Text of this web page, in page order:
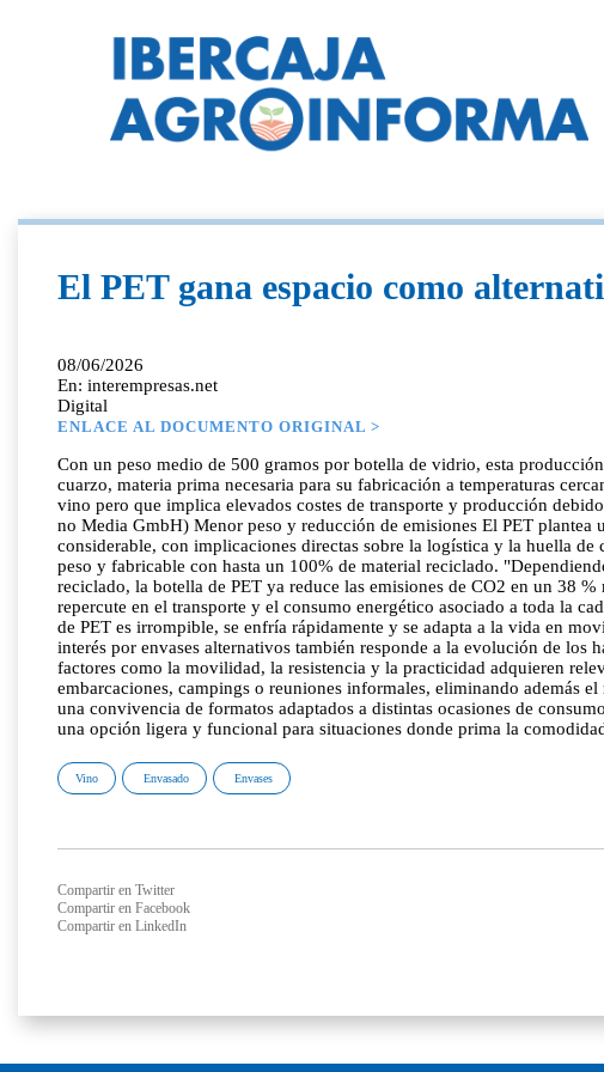
El PET gana espacio como
08/06/2026
En: interempresas.net
Digital
ENLACE AL DOCUMENTO ORIGINAL >
Con un peso medio de 500 gramos por botella de vidrio, esta
cuarzo, materia prima necesaria para su fabricación a temperaturas
vino pero que implica elevados costes de transporte y producción
no Media GmbH) Menor peso y reducción de emisiones El PET plantea
considerable, con implicaciones directas sobre la logística y la huella
peso y fabricable con hasta un 100% de material reciclado.
reciclado, la botella de PET ya reduce las emisiones de CO2 en un 38
repercute en el transporte y el consumo energético asociado a toda la
de PET es irrompible, se enfría rápidamente y se adapta a la vida en
interés por envases alternativos también responde a la evolución de
factores como la movilidad, la resistencia y la practicidad adquieren
embarcaciones, campings o reuniones informales, eliminando además
una convivencia de formatos adaptados a distintas ocasiones de
una opción ligera y funcional para situaciones donde prima la
Vino Envasado Envases
Compartir en Twitter
Compartir en Facebook
Compartir en LinkedIn